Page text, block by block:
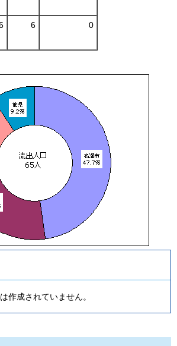
6 0
作成されていません。